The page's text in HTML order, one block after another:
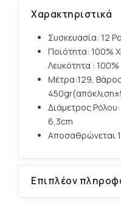
Χαρακτηριστικά
Συσκευασία: 12
Ποιότητα: 100%
Λευκότητα : 100%
Μέτρα:129,
Διάμετρος
6,3cm
Αποσαθρώνεται
Επιπλέον